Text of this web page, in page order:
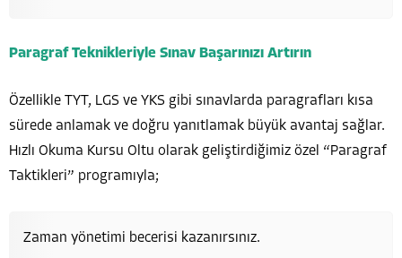
Paragraf Teknikleriyle Sınav Başarınızı Artırın
Özellikle TYT, LGS ve YKS gibi sınavlarda paragrafları kısa
sürede anlamak ve doğru yanıtlamak büyük avantaj sağlar.
Hızlı Okuma Kursu Oltu olarak geliştirdiğimiz özel “Paragraf
Taktikleri” programıyla;
Zaman yönetimi becerisi kazanırsınız.